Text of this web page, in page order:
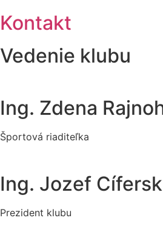
Kontakt
Vedenie klubu
Ing. Zdena
Športová riaditeľka
Ing. Jozef
Prezident klubu